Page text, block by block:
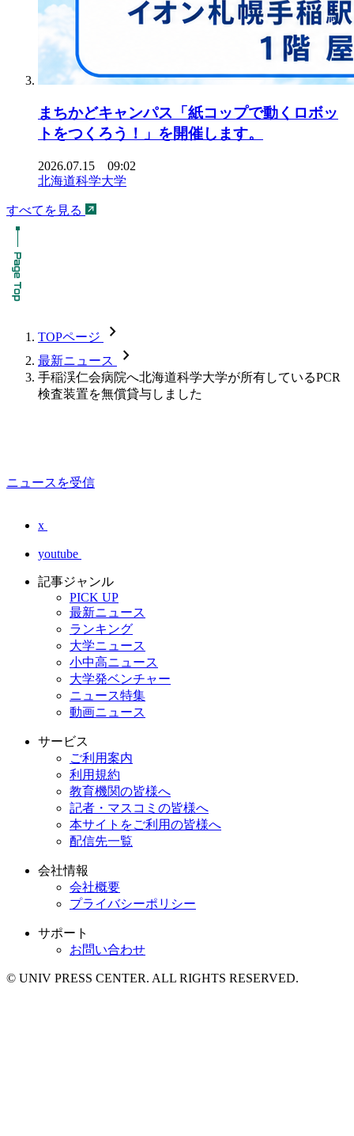
まちかどキャンパス「紙コップで動くロボッ
トをつくろう！」を開催します。
2026.07.15 09:02
北海道科学大学
すべてを見る
TOPページ chevron_forward
最新ニュース chevron_forward
手稲渓仁会病院へ北海道科学大学が所有しているPCR
検査装置を無償貸与しました
ニュースを受信
x
youtube
記事ジャンル
PICK UP
最新ニュース
ランキング
大学ニュース
小中高ニュース
大学発ベンチャー
ニュース特集
動画ニュース
サービス
ご利用案内
利用規約
教育機関の皆様へ
記者・マスコミの皆様へ
本サイトをご利用の皆様へ
配信先一覧
会社情報
会社概要
プライバシーポリシー
サポート
お問い合わせ
© UNIV PRESS CENTER. ALL RIGHTS RESERVED.